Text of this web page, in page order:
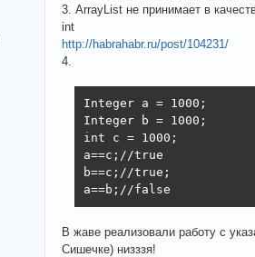
3. ArrayList не принимает в
int
http://habrahabr.ru/post/104231/
4.
Integer a = 1000;
Integer b = 1000;
int c = 1000;
a==c;//true
b==c;//true;
a==b;//false
В жаве реализовали работу с
Сишечке) низззя!